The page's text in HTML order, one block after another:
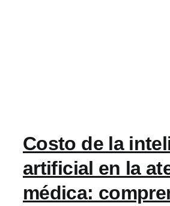
Costo de la
artificial en la
médica: